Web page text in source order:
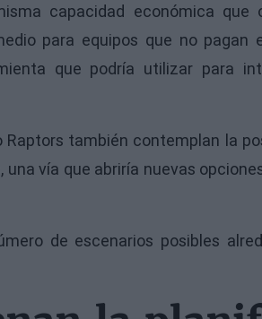
capacidad económica que
para equipos que no pagan
que podría utilizar para
también contemplan la
vía que abriría nuevas
de escenarios posibles